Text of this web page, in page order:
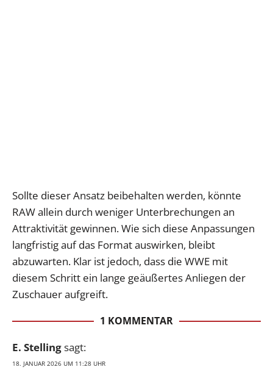
Sollte dieser Ansatz beibehalten werden, könnte
RAW allein durch weniger Unterbrechungen an
Attraktivität gewinnen. Wie sich diese Anpassungen
langfristig auf das Format auswirken, bleibt
abzuwarten. Klar ist jedoch, dass die WWE mit
diesem Schritt ein lange geäußertes Anliegen der
Zuschauer aufgreift.
1 KOMMENTAR
E. Stellingsagt:
18. JANUAR 2026 UM 11:28 UHR